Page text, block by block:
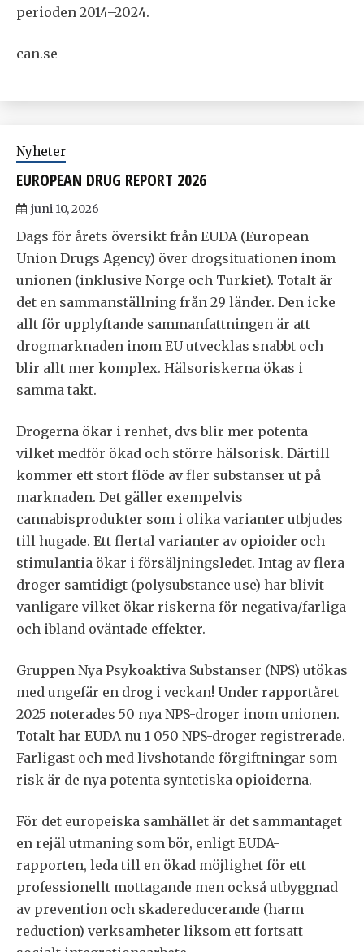
perioden 2014–2024.
can.se
Nyheter
EUROPEAN DRUG REPORT 2026
juni 10, 2026
Dags för årets översikt från EUDA (European
Union Drugs Agency) över drogsituationen inom
unionen (inklusive Norge och Turkiet). Totalt är
det en sammanställning från 29 länder. Den icke
allt för upplyftande sammanfattningen är att
drogmarknaden inom EU utvecklas snabbt och
blir allt mer komplex. Hälsoriskerna ökas i
samma takt.
Drogerna ökar i renhet, dvs blir mer potenta
vilket medför ökad och större hälsorisk. Därtill
kommer ett stort flöde av fler substanser ut på
marknaden. Det gäller exempelvis
cannabisprodukter som i olika varianter utbjudes
till hugade. Ett flertal varianter av opioider och
stimulantia ökar i försäljningsledet. Intag av flera
droger samtidigt (polysubstance use) har blivit
vanligare vilket ökar riskerna för negativa/farliga
och ibland oväntade effekter.
Gruppen Nya Psykoaktiva Substanser (NPS) utökas
med ungefär en drog i veckan! Under rapportåret
2025 noterades 50 nya NPS-droger inom unionen.
Totalt har EUDA nu 1 050 NPS-droger registrerade.
Farligast och med livshotande förgiftningar som
risk är de nya potenta syntetiska opioiderna.
För det europeiska samhället är det sammantaget
en rejäl utmaning som bör, enligt EUDA-
rapporten, leda till en ökad möjlighet för ett
professionellt mottagande men också utbyggnad
av prevention och skadereducerande (harm
reduction) verksamheter liksom ett fortsatt